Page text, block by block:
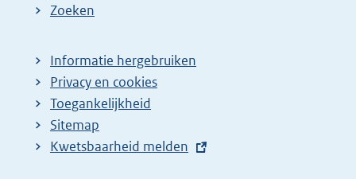
Zoeken
Informatie hergebruiken
Privacy en cookies
Toegankelijkheid
Sitemap
E
Kwetsbaarheid melden